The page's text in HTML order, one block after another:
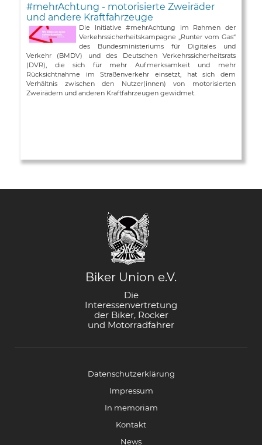
#mehrAchtung - motorisierte Zweiräder
und andere Kraftfahrzeuge
Die Initiative #mehrAchtung im Rahmen der
Verkehrssicherheitskampagne „Runter vom Gas“
des Bundesministeriums für Digitales und
Verkehr (BMDV) und des Deutschen Verkehrssicherheitsrats
(DVR), die sich für mehr Aufmerksamkeit und mehr
Rücksichtnahme im Straßenverkehr einsetzt, hat sich dem
Verhältnis zwischen den Nutzer(innen) von motorisierten
Zweirädern und anderen Kraftfahrzeugen gewidmet.
Biker Union e.V.
Die
Interessenvertretung
der Biker, Rocker
und Motorradfahrer
Datenschutzerklärung
Impressum
In memoriam
Kontakt
News